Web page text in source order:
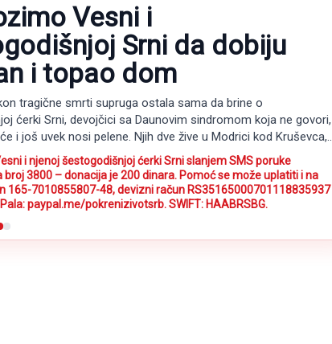
Vesni i
Srni da dobiju
i topao dom
tragične smrti supruga ostala sama da brine o
ćerki Srni, devojčici sa Daunovim sindromom koja ne govori,
i još uvek nosi pelene. Njih dve žive u Modrici kod Kruševca,
objektu za odlaganje sena, bez osnovnih uslova za
život.
i njenoj šestogodišnjoj ćerki Srni slanjem SMS poruke
broj 3800 – donacija je 200 dinara. Pomoć se može uplatiti i na
165-7010855807-48, devizni račun RS35165000701118835937
paypal.me/pokrenizivotsrb. SWIFT: HAABRSBG.